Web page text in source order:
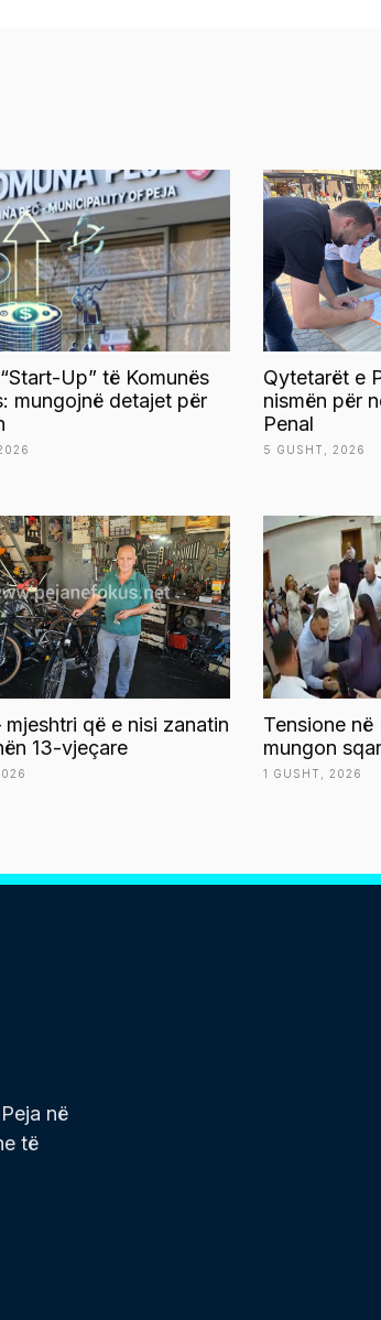
Up” të Komunës
mungojnë detajet për
Qytetarët e
nismën për
Penal
5 GUSHT, 2026
mjeshtri që e nisi zanatin
13-vjeçare
Tensione në
mungon
1 GUSHT, 2026
në
të